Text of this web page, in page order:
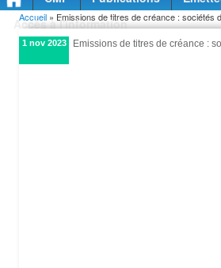
Accès à l'information
Vous êtes ici
Accueil » Emissions de titres de créance : sociétés
1 nov 2023 Emissions de titres de créance :